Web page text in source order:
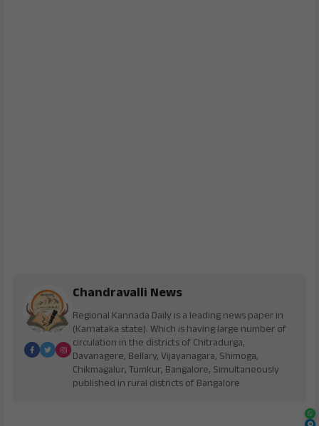
Chandravalli News
Regional Kannada Daily is a leading news paper in
(Karnataka state). Which is having large number of
circulation in the districts of Chitradurga,
Davanagere, Bellary, Vijayanagara, Shimoga,
Chikmagalur, Tumkur, Bangalore, Simultaneously
published in rural districts of Bangalore